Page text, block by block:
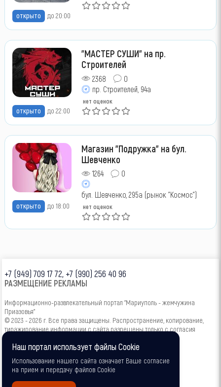
открыто до 20:00
открыто до 22:00
"МАСТЕР СУШИ" на пр.
Строителей
2368
0
пр. Строителей, 94а
нет оценок
открыто до 18:00
Магазин "Подружка" на бул.
Шевченко
1264 0
бул. Шевченко, 295а (рынок "Космос")
нет оценок
+7 (949) 709 17 72, +7 (990) 256 40 96
РАЗМЕЩЕНИЕ РЕКЛАМЫ
Информационно-развлекательный портал "Мариуполь - жемчужина
Приазовья"
© 2023 - 2026 г. Все права защищены. Распространение, копирование,
тиражирование информации с сайта разрешены только с согласия
16+
Наш портал использует файлы Cookie
Использование нашего сайта означает Ваше согласие
на прием и передачу файлов Cookie